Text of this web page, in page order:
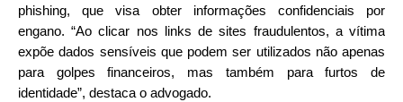
phishing, que visa obter informações confidenciais por
engano. “Ao clicar nos links de sites fraudulentos, a vítima
expõe dados sensíveis que podem ser utilizados não apenas
para golpes financeiros, mas também para furtos de
identidade”, destaca o advogado.